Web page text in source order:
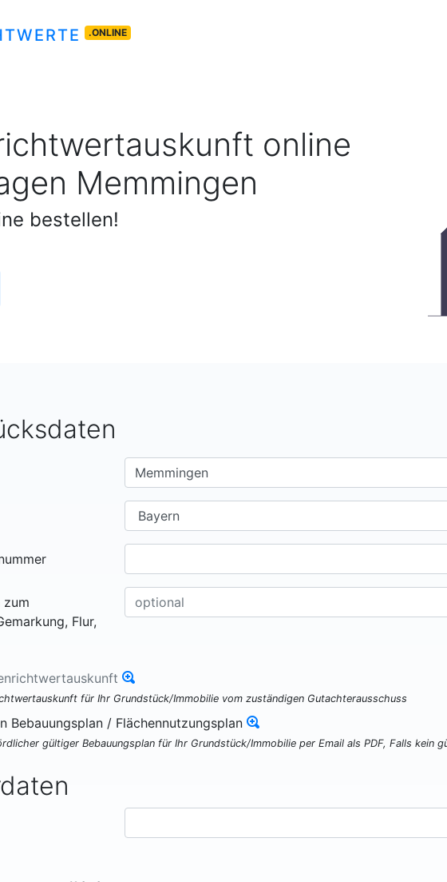
.ONLINE
online
Memmingen
bestellen!
zum
Flur,
für Ihr Grundstück/Immobilie vom zuständigen Gutachterausschuss
Bebauungsplan / Flächennutzungsplan
gültiger Bebauungsplan für Ihr Grundstück/Immobilie per Email als PDF, Falls kein